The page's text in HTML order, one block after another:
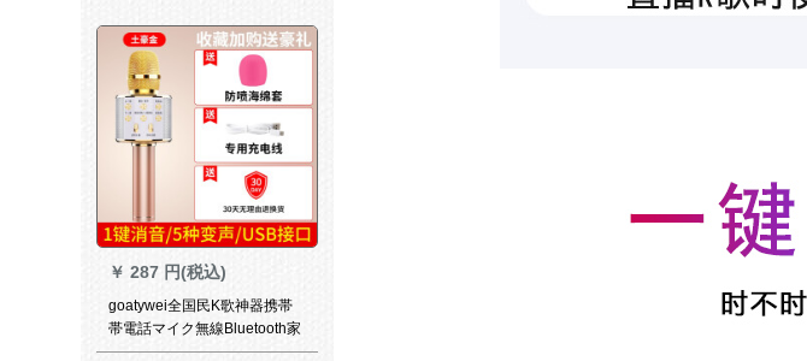
持っています。
￥ 287 円(税込)
goatywei全国民K歌神器携帯
帯電話マイク無線Bluetooth家
庭用歌を歌う子にマイクは